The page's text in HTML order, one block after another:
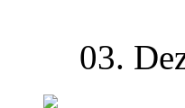
03.